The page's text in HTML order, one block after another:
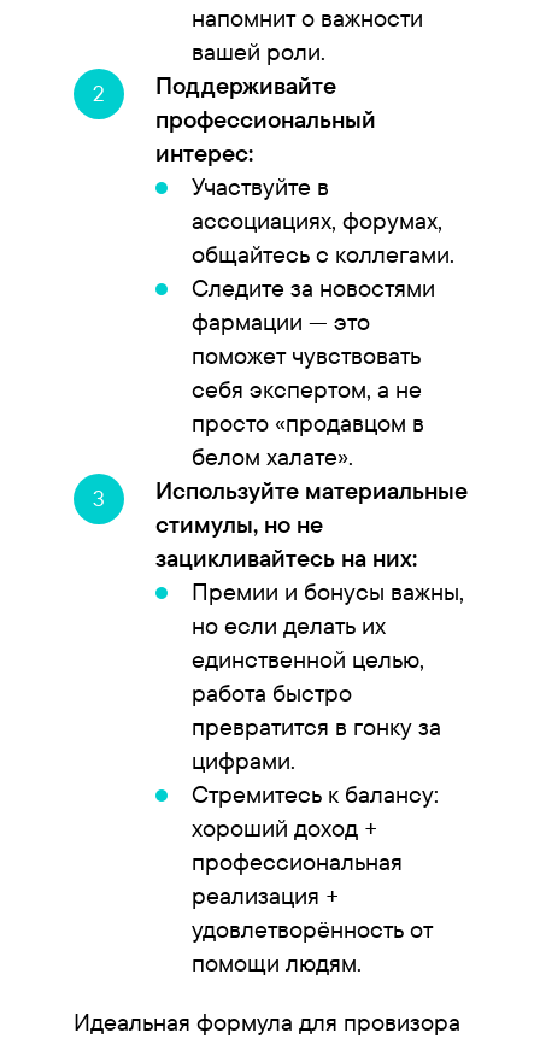
напомнит о важности
вашей роли.
Поддерживайте
профессиональный
интерес:
Участвуйте в
ассоциациях, форумах,
общайтесь с коллегами.
Следите за новостями
фармации — это
поможет чувствовать
себя экспертом, а не
просто «продавцом в
белом халате».
Используйте материальные
стимулы, но не
зацикливайтесь на них:
Премии и бонусы важны,
но если делать их
единственной целью,
работа быстро
превратится в гонку за
цифрами.
Стремитесь к балансу:
хороший доход +
профессиональная
реализация +
удовлетворённость от
помощи людям.
Идеальная формула для провизора